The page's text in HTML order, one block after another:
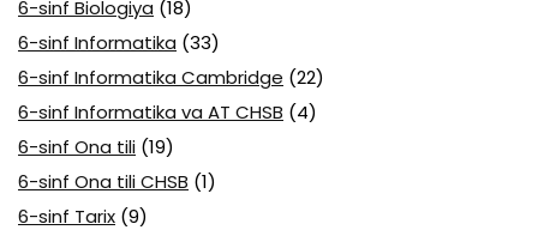
6-sinf Biologiya (18)
6-sinf Informatika (33)
6-sinf Informatika Cambridge (22)
6-sinf Informatika va AT CHSB (4)
6-sinf Ona tili (19)
6-sinf Ona tili CHSB (1)
6-sinf Tarix (9)